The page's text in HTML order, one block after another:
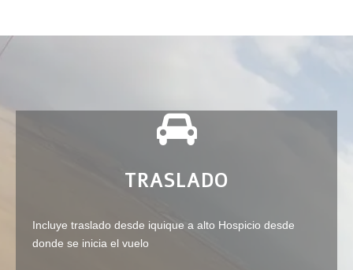
TRASLADO
Incluye traslado desde iquique a alto Hospicio desde
donde se inicia el vuelo